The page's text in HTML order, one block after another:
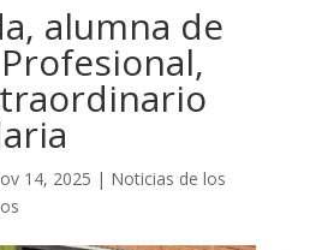
alumna de
14, 2025 | Noticias de los